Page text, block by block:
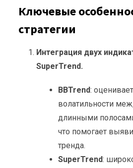
Ключевые
стратегии
Интеграция двух
SuperTrend.
BBTrend:
волатильности
длинными
что помогает
тренда.
SuperTrend: